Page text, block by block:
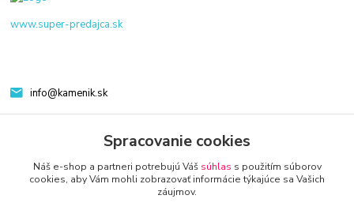
www.super-predajca.sk
info@kamenik.sk
Spracovanie cookies
Náš e-shop a partneri potrebujú Váš súhlas s použitím súborov
cookies, aby Vám mohli zobrazovať informácie týkajúce sa Vašich
záujmov.